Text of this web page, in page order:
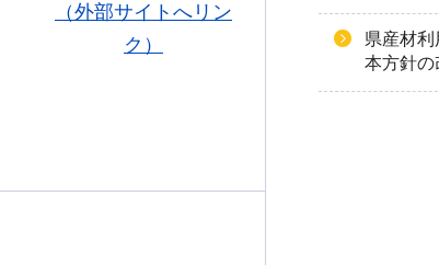
（外部サイトへリン
ク）
県産材
本方針の